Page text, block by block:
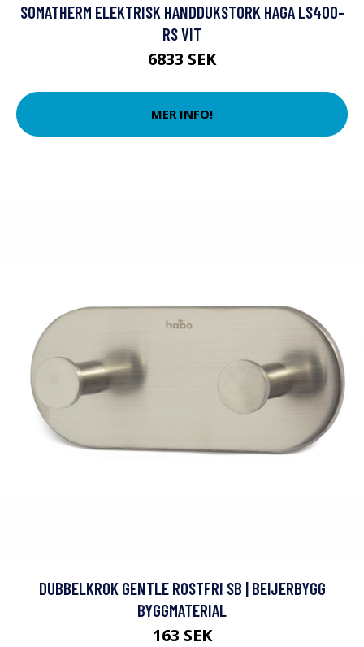
SOMATHERM ELEKTRISK HANDDUKSTORK HAGA LS400-
RS VIT
6833 SEK
MER INFO!
DUBBELKROK GENTLE ROSTFRI SB | BEIJERBYGG
BYGGMATERIAL
163 SEK